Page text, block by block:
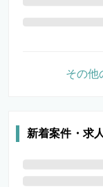
その他
新着案件・求人